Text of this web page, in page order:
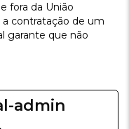
fora da União
contratação de um
garante que não
admin